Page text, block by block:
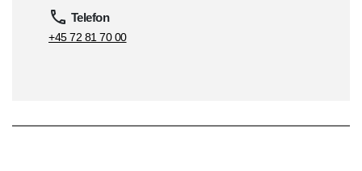
Telefon
+45 72 81 70 00